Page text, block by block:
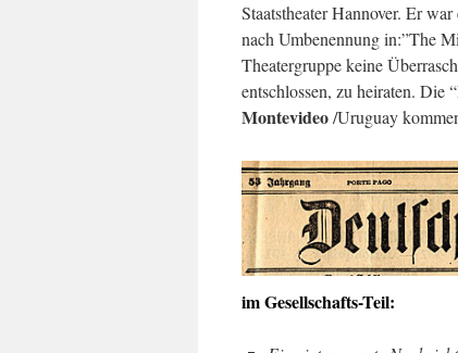
Staatstheater Hannover. Er
nach Umbenennung in:”The
Theatergruppe keine
entschlossen, zu heiraten. Die
Montevideo/Uruguay
im Gesellschafts-Teil: